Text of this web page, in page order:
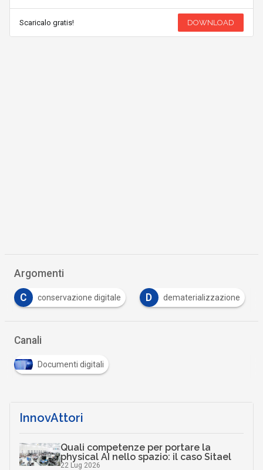
Scaricalo gratis! DOWNLOAD
Argomenti
D dematerializzazione F fattura elettronica
Canali
Documenti digitali
InnovAttori
Quali competenze per portare la
physical AI nello spazio: il caso Sitael
22 Lug 2026